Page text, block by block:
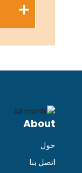
About
حول
اتصل بنا